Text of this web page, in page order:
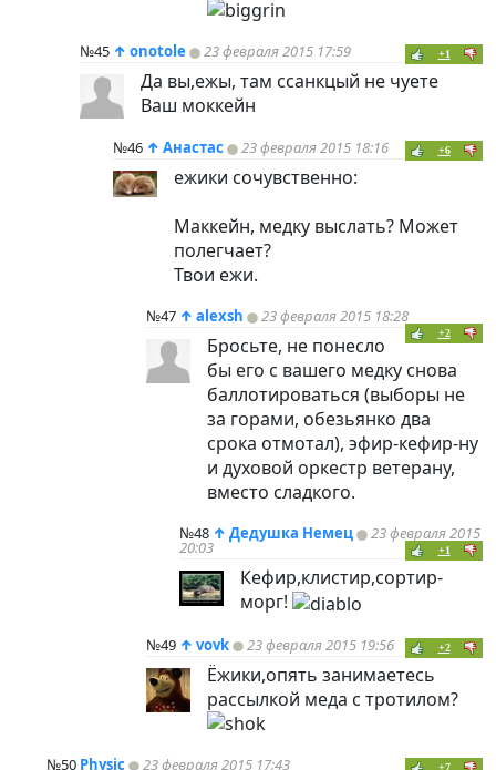
№45 ↑ onotole 23 февраля 2015 17:59 +1
Да вы,ежы, там ссанкцый не чуете
Ваш моккейн
№46 ↑ Анастас 23 февраля 2015 18:16 +6
ежики сочувственно:
Маккейн, медку выслать? Может
полегчает?
Твои ежи.
№47 ↑ alexsh 23 февраля 2015 18:28
+2
Бросьте, не понесло
бы его с вашего медку снова
баллотироваться (выборы не
за горами, обезьянко два
срока отмотал), эфир-кефир-ну
и духовой оркестр ветерану,
вместо сладкого.
№48 ↑ Дедушка Немец 23 февраля 2015
20:03 +1
Кефир,клистир,сортир-
морг!
№49 ↑ vovk 23 февраля 2015 19:56 +2
Ёжики,опять занимаетесь
рассылкой меда с тротилом?
№50 Physic 23 февраля 2015 17:43 +7